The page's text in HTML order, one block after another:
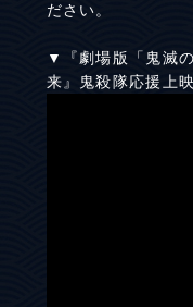
ださい。
▼『劇場版「鬼滅
来』鬼殺隊応援上